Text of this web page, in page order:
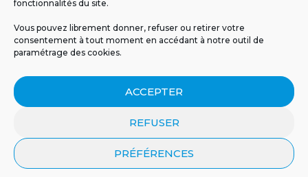
fonctionnalités du site.
Vous pouvez librement donner, refuser ou retirer votre
consentement à tout moment en accédant à notre outil de
paramétrage des cookies.
ACCEPTER
REFUSER
PRÉFÉRENCES
MENTIONS LÉGALES PUBLICITÉ
BLOG
NOS ÉMISSIONS
POLITIQUE DE CONFIDENTIALITÉ
CONTACT
© 2026 Tous droits réservés